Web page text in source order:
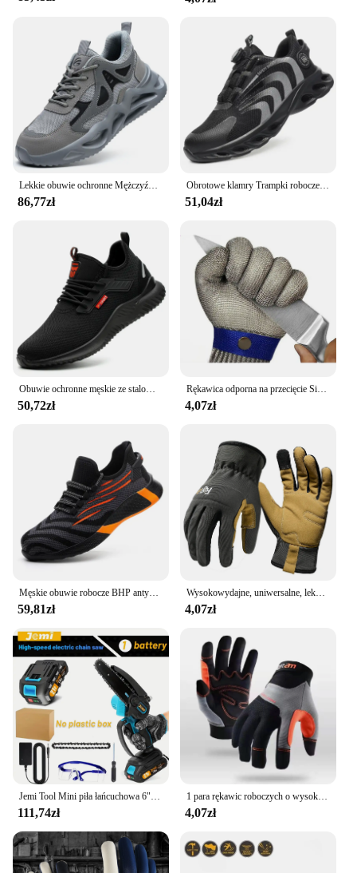
Lekkie obuwie ochronne Mężczyźni Kobiety Obuwie robocze Stalowy podnosek Buty robocze Trampki Mężczyzna Kobiety Oddychające buty Buty budowlane
86,77zł
Obrotowe klamry Trampki robocze Obuwie ochronne Lekkie obuwie ochronne Odporne na przebicie i uderzenia stalowe buty z noskami Buty robocze Męskie
51,04zł
Obuwie ochronne męskie ze stalowym podnoskiem Anti-smash męskie buty robocze trampki lekkie, odporne na przebicie niezniszczalne buty Dropshipping
50,72zł
Rękawica odporna na przecięcie Siatka ze stali nierdzewnej Rękawice metalowe Bezpieczeństwo pracy Rękawica zabezpieczająca przed przecięciem Slaughter Rzeźnik Cięcie Zabijanie ryb Żelazna rękawica
4,07zł
Męskie obuwie robocze BHP antyprzebiciowe trampki robocze męskie niezniszczalne obuwie robocze męskie buty lekkie męskie buty buty ochronne
59,81zł
Wysokowydajne, uniwersalne, lekkie rękawice robocze dla mężczyzn i kobiet Oddychający i o wysokiej sprawności ekran dotykowy Doskonały chwyt
4,07zł
Jemi Tool Mini piła łańcuchowa 6" z akumulatorem 1/2×21V, wydajna elektryczna mała przenośna piła łańcuchowa z automatyczną olejarką do łatwego przycinania
111,74zł
1 para rękawic roboczych o wysokiej sprawności dla mężczyzn i kobiet — kompatybilne z ekranem dotykowym i doskonałym uchwytem do wielu zastosowań
4,07zł